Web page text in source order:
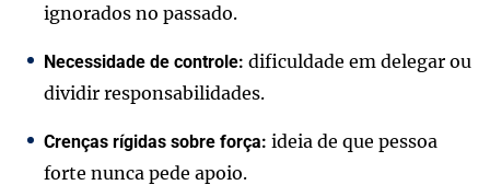
ignorados no passado.
Necessidade de controle: dificuldade em delegar ou
dividir responsabilidades.
Crenças rígidas sobre força: ideia de que pessoa
forte nunca pede apoio.